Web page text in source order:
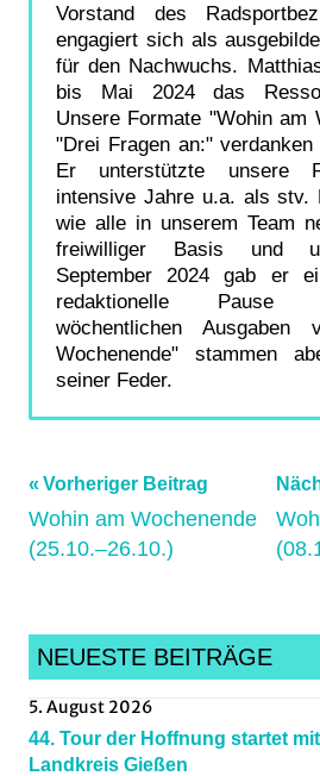
Vorstand des
engagiert sich als
für den Nachwuchs.
bis Mai 2024 das
Unsere Formate "Wohin am
"Drei Fragen an:"
Er unterstützte unsere
intensive Jahre u.a. als stv.
wie alle in unserem Team
freiwilliger Basis und
September 2024 gab er
redaktionelle Pause
wöchentlichen
Wochenende" stammen
seiner Feder.
Schlagwörter:
biketreff,
criticalmass,
frankfurt,
GermanCycling,
gravel,
hessenradsport,
Vorheriger Beitrag
Wohin am Wochenende
(25.10.–26.10.)
NEUESTE BEITRÄGE
5. August 2026
44. Tour der Hoffnung startet
Landkreis Gießen